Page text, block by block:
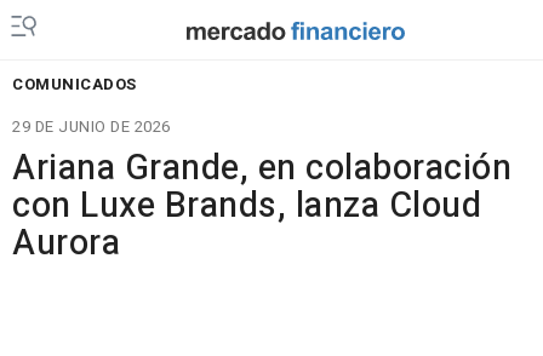
COMUNICADOS
29 DE JUNIO DE 2026
Ariana Grande, en colaboración
con Luxe Brands, lanza Cloud
Aurora